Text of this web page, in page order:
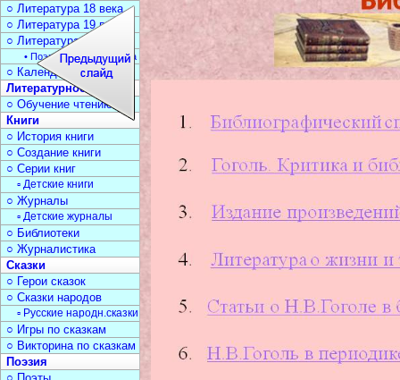
○ Литература 18 века
○ Литература 19 века
○ Литература 20 века
• Поэзия Серебрян. века
○ Календарь дат
Литературное чтение
○ Обучение чтению
Книги
○ История книги
○ Создание книги
○ Серии книг
▫ Детские книги
○ Журналы
▫ Детские журналы
○ Библиотеки
○ Журналистика
Сказки
○ Герои сказок
○ Сказки народов
▫ Русские народн.сказки
○ Игры по сказкам
○ Викторина по сказкам
Поэзия